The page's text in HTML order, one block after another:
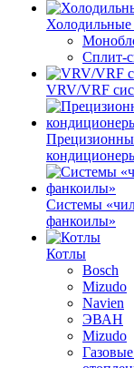
Сплит-
VRV/VRF
Системы
фанкоилы»
Котлы
Bosch
Mizudo
Navien
ЭВАН
Mizudo